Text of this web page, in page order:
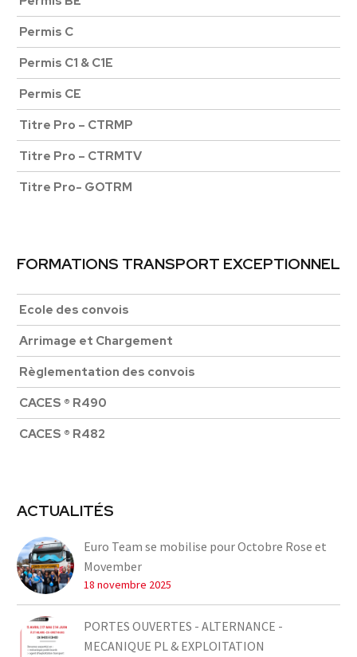
Permis C
Permis C1 & C1E
Permis CE
Titre Pro – CTRMP
Titre Pro – CTRMTV
Titre Pro- GOTRM
FORMATIONS TRANSPORT EXCEPTIONNEL
Ecole des convois
Arrimage et Chargement
Règlementation des convois
CACES ® R490
CACES ® R482
ACTUALITÉS
Euro Team se mobilise pour Octobre Rose et
Movember
18 novembre 2025
PORTES OUVERTES - ALTERNANCE -
MECANIQUE PL & EXPLOITATION